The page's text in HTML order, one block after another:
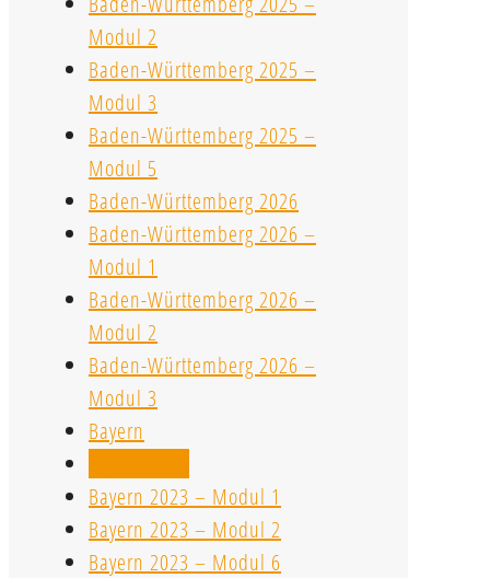
Modul 2
Baden-Württemberg 2025 –
Modul 3
Baden-Württemberg 2025 –
Modul 5
Baden-Württemberg 2026
Baden-Württemberg 2026 –
Modul 1
Baden-Württemberg 2026 –
Modul 2
Baden-Württemberg 2026 –
Modul 3
Bayern
Bayern 2023 – Modul 1
Bayern 2023 – Modul 2
Bayern 2023 – Modul 6